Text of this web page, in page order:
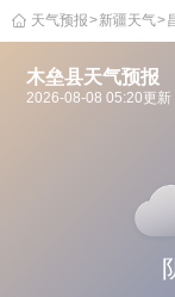
天气预报>新疆天气>
木垒县天气预报
2026-08-08 05:20更新